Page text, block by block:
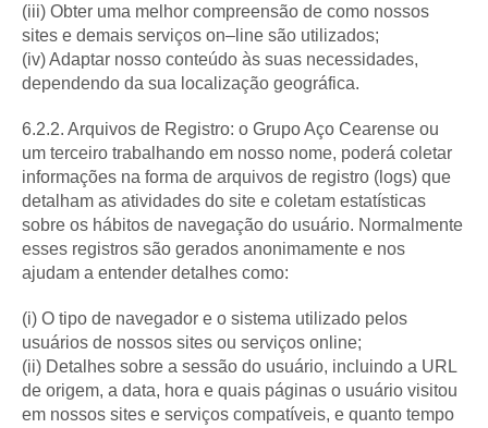
(iii) Obter uma melhor compreensão de como nossos
sites e demais serviços on–line são utilizados;
(iv) Adaptar nosso conteúdo às suas necessidades,
dependendo da sua localização geográfica.
6.2.2. Arquivos de Registro: o Grupo Aço Cearense ou
um terceiro trabalhando em nosso nome, poderá coletar
informações na forma de arquivos de registro (logs) que
detalham as atividades do site e coletam estatísticas
sobre os hábitos de navegação do usuário. Normalmente
esses registros são gerados anonimamente e nos
ajudam a entender detalhes como:
(i) O tipo de navegador e o sistema utilizado pelos
usuários de nossos sites ou serviços online;
(ii) Detalhes sobre a sessão do usuário, incluindo a URL
de origem, a data, hora e quais páginas o usuário visitou
em nossos sites e serviços compatíveis, e quanto tempo